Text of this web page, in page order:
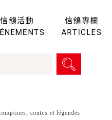
信鴿活動 信鴿專欄
ARTICLES
contes et légendes